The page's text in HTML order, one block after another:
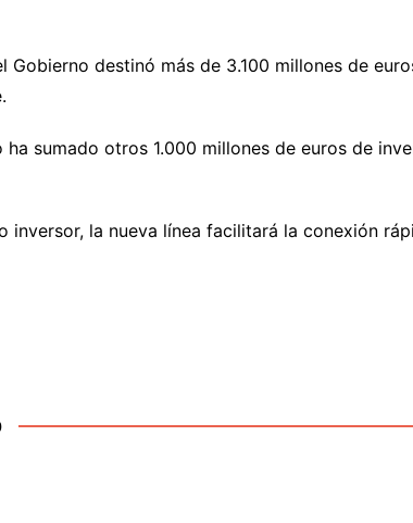
Gobierno destinó más de 3.100 millones de
ha sumado otros 1.000 millones de euros de
inversor, la nueva línea facilitará la conexión